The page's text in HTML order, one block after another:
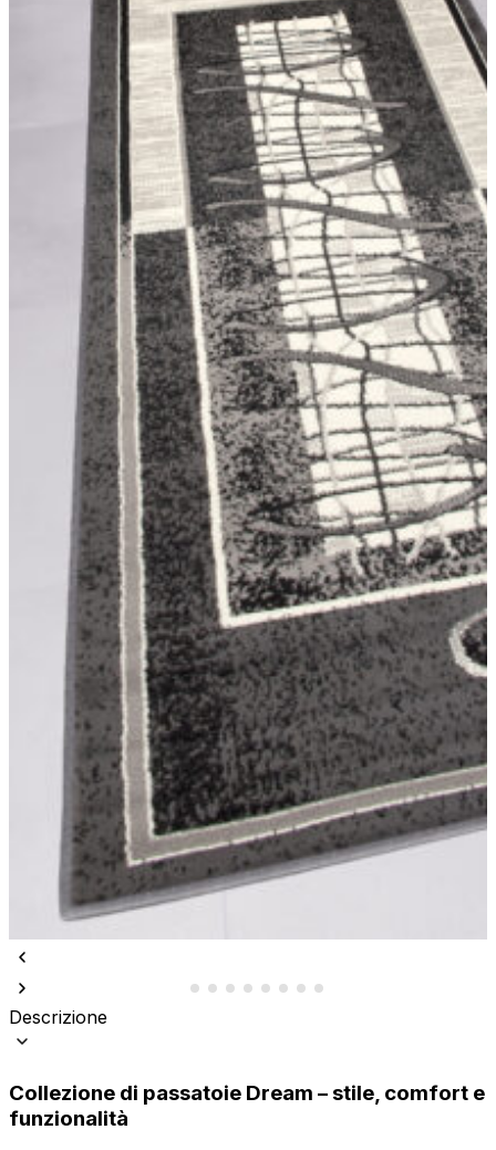
Descrizione
Collezione di passatoie Dream – stile, comfort e
funzionalità